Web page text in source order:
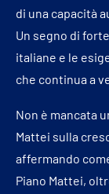
di una capacità
Un segno di
italiane e le
che continua a
Non è mancata
Mattei sulla
affermando
Piano Mattei,